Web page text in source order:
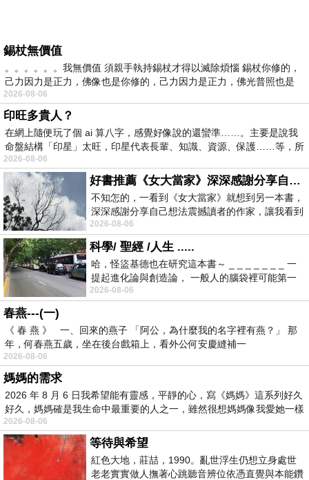
錫杖無價值
。。。。。。我無價值 須親手執持錫杖才得以滅除煩惱 錫杖你修的，
己力因力是正力，佛像也是你修的，己力因力是正力，佛光普照也是
2026-08-06
印旺多貴人？
在網上隨便玩了個 ai 算八字，感覺好像說的還蠻準……。主要是說我
命盤結構「印星」太旺，印星代表長輩、知識、資源、保護……等，所
2026-08-06
好書推薦《女大當家》深深感謝分享自己想法震撼讀者的作家，讓我看到不同樣貌的家庭！
不知怎的，一看到《女大當家》就想到另一本書，
深深感謝分享自己想法震撼讀者的作家，讓我看到
不同樣貌的家庭！ 《女大
2026-08-06
科學/ 聖經 /人生 .....
哈，怪盜基德也在研究這本書～ _ _ _ _ _ _ _ 一
提起進化論與創造論， 一般人的腦袋裡可能第一
時間就有「 進化論很科
2026-08-06
春燕---(一)
《 春 燕 》 一、回來的燕子 「阿公，為什麼我的名字裡有燕？」 那
年，何春燕五歲，坐在後台戲箱上，看外公何安慶縫補一
2026-08-06
媽媽的需求
2026 年 8 月 6 日我希望能有靈感，平靜的心，寫《媽媽》這系列好久
好久，媽媽確是我生命中最重要的人之一，雖然很想媽媽像我愛她一樣
2026-08-06
等待與希望
紅色大地，莊喆，1990。亂世浮生仍想立身處世
老老實實做人撫著心跳聽音辨位依憑直覺與本能鑽